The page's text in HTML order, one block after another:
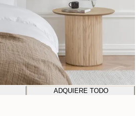
ADQUIERE TODO